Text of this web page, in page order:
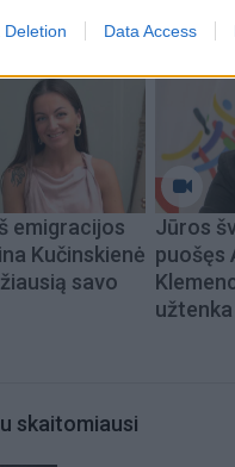
Deletion Data Access
emigracijos
Kučinskienė
savo
Jūros
puošęs
užtenka
skaitomiausi